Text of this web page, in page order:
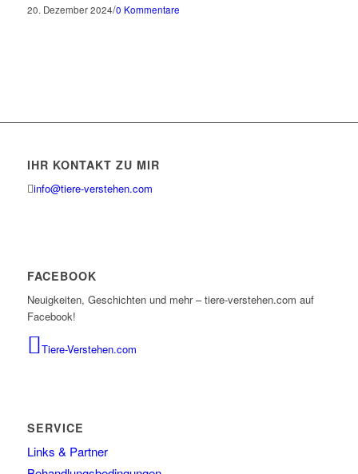
20. Dezember 2024/0 Kommentare
IHR KONTAKT ZU MIR
info@tiere-verstehen.com
FACEBOOK
Neuigkeiten, Geschichten und mehr – tiere-verstehen.com auf
Facebook!
Tiere-Verstehen.com
SERVICE
Links & Partner